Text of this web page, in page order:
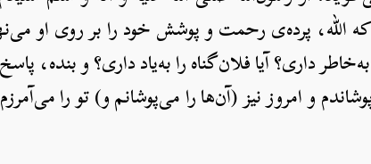
الله، پرده‌ی رحمت و پوشش خود را بر روی او
داری؟ آیا فلان‌گناه را به‌یاد داری؟ و بنده،
و امروز نیز (آن‌ها را می‌پوشانم و) تو را